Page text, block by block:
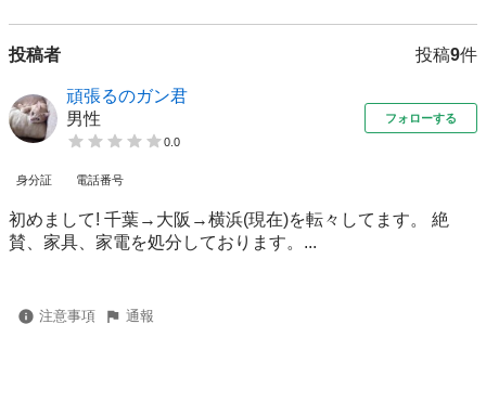
投稿者 投稿9件
頑張るのガン君
男性
0.0
フォローする
身分証 電話番号
初めまして! 千葉→大阪→横浜(現在)を転々してます。 絶
賛、家具、家電を処分しております。...
注意事項 通報